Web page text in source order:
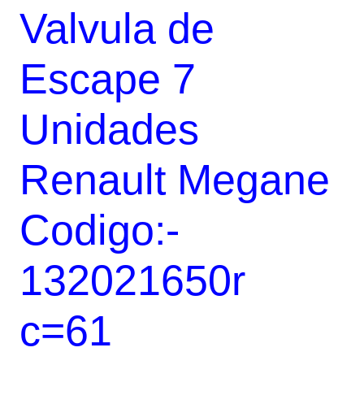
original
R$200,00.
atual
Valvula de
Escape 7
Unidades
Renault Megane
Codigo:-
132021650r
c=61